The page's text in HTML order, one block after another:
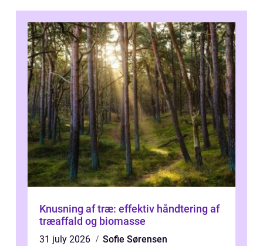
Knusning af træ: effektiv håndtering af
træaffald og biomasse
31 july 2026
Sofie Sørensen